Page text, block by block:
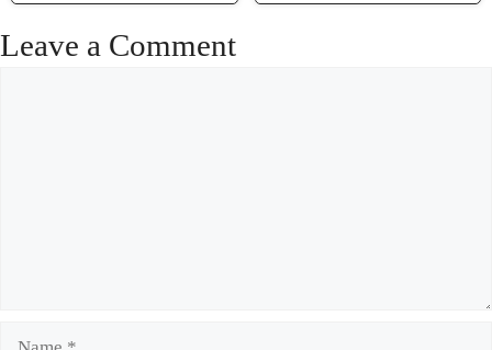
Leave a Comment